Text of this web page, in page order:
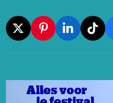
X
P
I
N
E
R
E
L
I
N
E
D
I
T
I
K
O